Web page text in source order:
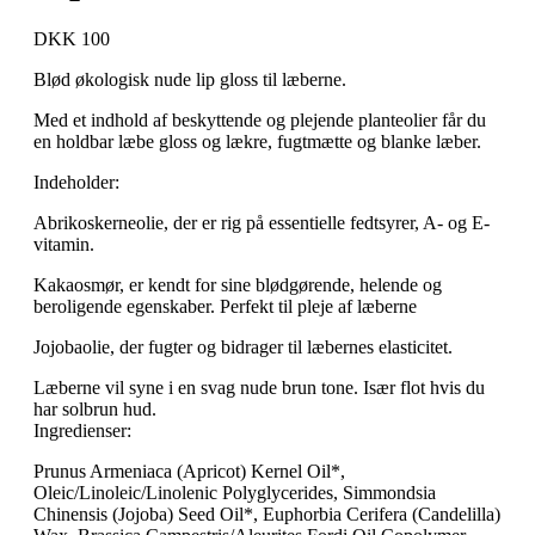
DKK 100
Blød økologisk nude lip gloss til læberne.
Med et indhold af beskyttende og plejende planteolier får du
en holdbar læbe gloss og lækre, fugtmætte og blanke læber.
Indeholder:
Abrikoskerneolie, der er rig på essentielle fedtsyrer, A- og E-
vitamin.
Kakaosmør, er kendt for sine blødgørende, helende og
beroligende egenskaber. Perfekt til pleje af læberne
Jojobaolie, der fugter og bidrager til læbernes elasticitet.
Læberne vil syne i en svag nude brun tone. Især flot hvis du
har solbrun hud.
Ingredienser:
Prunus Armeniaca (Apricot) Kernel Oil*,
Oleic/Linoleic/Linolenic Polyglycerides, Simmondsia
Chinensis (Jojoba) Seed Oil*, Euphorbia Cerifera (Candelilla)